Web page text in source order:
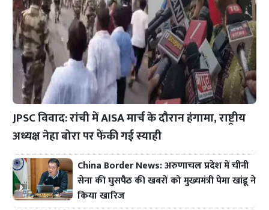
JPSC विवाद: रांची में AISA मार्च के दौरान हंगामा, राष्ट्रीय
अध्यक्ष नेहा बोरा पर फेंकी गई स्याही
China Border News: अरुणाचल प्रदेश में चीनी
सेना की घुसपैठ की खबरों को मुख्यमंत्री पेमा खांडू ने
किया खारिज